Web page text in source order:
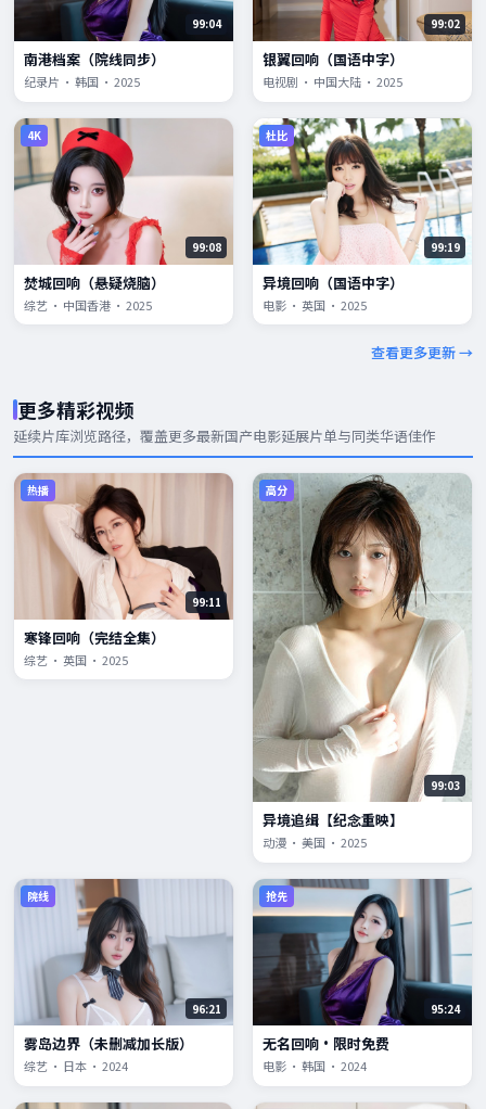
99:04
南港档案（院线同步）
纪录片 · 韩国 · 2025
99:02
银翼回响（国语中字）
电视剧 · 中国大陆 · 2025
4K
99:08
焚城回响（悬疑烧脑）
综艺 · 中国香港 · 2025
杜比
99:19
异境回响（国语中字）
电影 · 英国 · 2025
查看更多更新 →
更多精彩视频
延续片库浏览路径，覆盖更多最新国产电影延展片单与同类华语佳作
热播
99:11
寒锋回响（完结全集）
综艺 · 英国 · 2025
高分
99:03
异境追缉【纪念重映】
动漫 · 美国 · 2025
院线
96:21
雾岛边界（未删减加长版）
综艺 · 日本 · 2024
抢先
95:24
无名回响·限时免费
电影 · 韩国 · 2024